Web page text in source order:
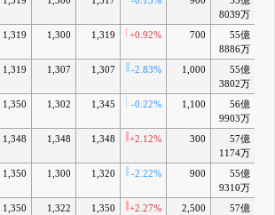
8039万
1,319 1,300 1,319 +0.92% 700
55億
8886万
1,319 1,307 1,307 -2.83% 1,000
55億
3802万
1,350 1,302 1,345 -0.22% 1,100
56億
9903万
1,348 1,348 1,348 +2.12% 300
57億
1174万
1,350 1,300 1,320 -2.22% 900
55億
9310万
1,350 1,322 1,350 +2.27% 2,500
57億